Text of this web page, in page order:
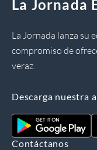
La Jornada
La Jornada lanza su
compromiso de
veraz.
Descarga nuestra
Contáctanos